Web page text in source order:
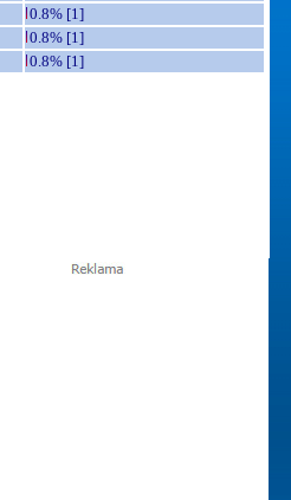
0.8% [1]
0.8% [1]
0.8% [1]